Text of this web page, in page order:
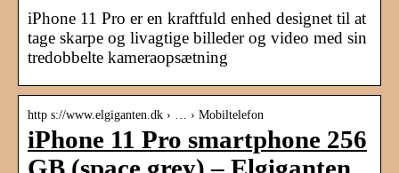
iPhone 11 Pro er en kraftfuld enhed designet til at
tage skarpe og livagtige billeder og video med sin
tredobbelte kameraopsætning
http s://www.elgiganten.dk › … › Mobiltelefon
iPhone 11 Pro smartphone 256